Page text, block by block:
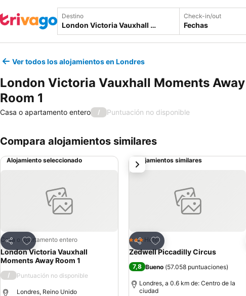
Destino Check-in/out
Fechas
Ver todos los alojamientos en Londres
London Victoria Vauxhall Moments Away
Room 1
Casa o apartamento entero / Puntuación no disponible
Compara alojamientos similares
Alojamiento seleccionado
Compartir
Agregar a favoritos
Casa o apartamento entero
London Victoria Vauxhall
Moments Away Room 1
/ Puntuación no disponible
Londres, Reino Unido
Alojamientos similares
Compartir
Agregar a favoritos
3 Estrellas
Hotel
Zedwell Piccadilly Circus
7,8 Bueno (57.058 puntuaciones)
Londres, a 0.6 km de: Centro de la
ciudad
siguiente